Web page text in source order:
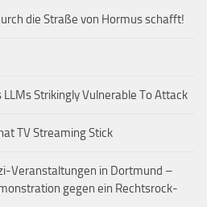
die Straße von Hormus schafft!
Strikingly Vulnerable To Attack
TV Streaming Stick
Veranstaltungen in Dortmund –
gegen ein Rechtsrock-